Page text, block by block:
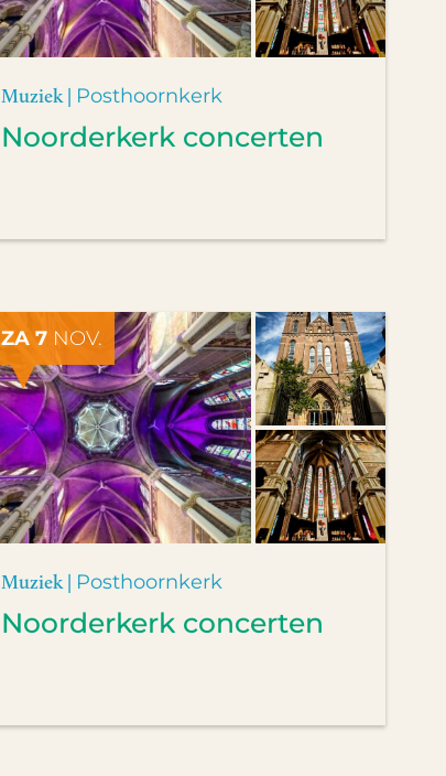
Muziek | Posthoornkerk
Noorderkerk concerten
ZA 7NOV.
Muziek | Posthoornkerk
Noorderkerk concerten